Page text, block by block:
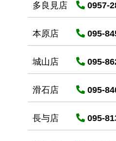
多良見店 0957-
本原店 095-
城山店 095-
滑石店 095-
長与店 095-